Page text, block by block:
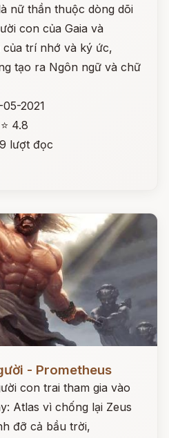
nữ thần thuộc dòng dõi
con của Gaia và
trí nhớ và ký ức,
tạo ra Ngôn ngữ và chữ
2021
⭐ 4.8
lượt đọc
- Prometheus
con trai tham gia vào
Atlas vì chống lại Zeus
đỡ cả bầu trời,